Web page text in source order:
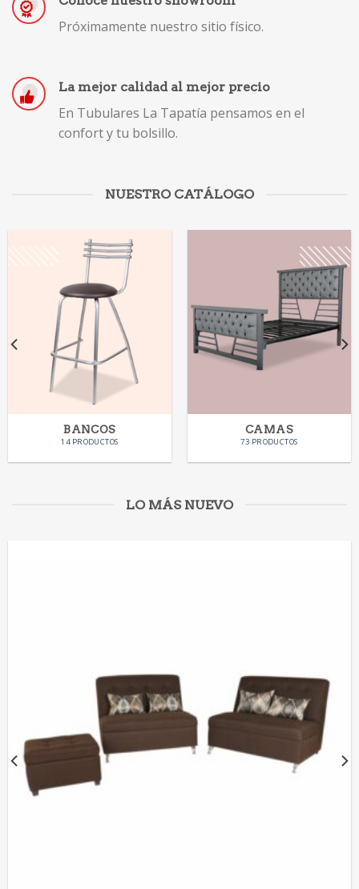
Próximamente nuestro sitio físico.
La mejor calidad al mejor precio
En Tubulares La Tapatía pensamos en el
confort y tu bolsillo.
NUESTRO CATÁLOGO
BANCOS
14 PRODUCTOS
CAMAS
73 PRODUCTOS
LO MÁS NUEVO